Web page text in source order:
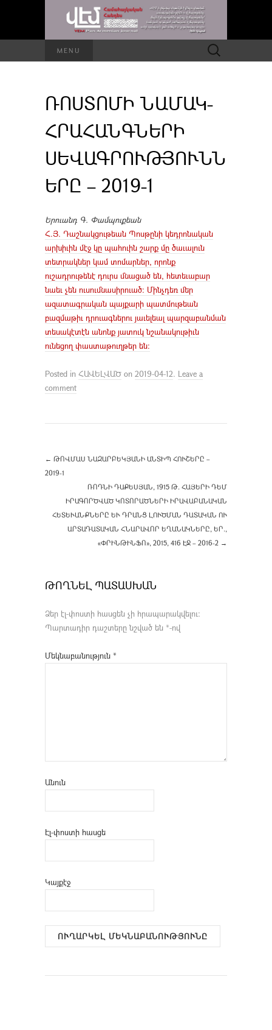
MENU Որոնել՝
ՌՈՍՏՈՄԻ ՆԱՄԱԿ-
ՀՐԱՀԱՆԳՆԵՐԻ
ՍԵՎԱԳՐՈՒԹՅՈՒՆՆ
ԵՐԸ – 2019-1
Երուանդ Գ. Փամպուքեան
Հ.Յ. Դաշնակցութեան Պոսթընի կեդրոնական
արխիւին մէջ կը պահուին շարք մը ծաւալուն
տետրակներ կամ տոմարներ, որոնք
ուշադրութենէ դուրս մնացած են, հետեւաբար
նաեւ չեն ուսումնասիրուած: Մինչդեռ մեր
ազատագրական պայքարի պատմութեան
բազմաթիւ դրուագներու յաւելեալ պարզաբանման
տեսակէտէն անոնք յատուկ նշանակութիւն
ունեցող փաստաթուղթեր են:
Posted in ՀԱՎԵԼՎԱԾ on 2019-04-12. Leave a
comment
← ԹՈՎՄԱՍ ՆԱԶԱՐԲԵԿՅԱՆԻ ԱՆՏԻՊ ՀՈՒՇԵՐԸ –
2019-1
ՌՈԴՆԻ ԴԱՔԵՍՅԱՆ, 1915 Թ. ՀԱՅԵՐԻ ԴԵՄ
ԻՐԱԳՈՐԾՎԱԾ ԿՈՏՈՐԱԾՆԵՐԻ ԻՐԱՎԱԲԱՆԱԿԱՆ
ՀԵՏԵՒԱՆՔՆԵՐԸ ԵՒ ԴՐԱՆՑ ԼՈՒԾՄԱՆ ԴԱՏԱԿԱՆ ՈՒ ԱՐ
ՏԱԴԱՏԱԿԱՆ ՀՆԱՐԱՎՈՐ ԵՂԱՆԱԿՆԵՐԸ, ԵՐ., «Փ
ՐԻՆԹԻՆՖՈ», 2015, 416 ԷՋ – 2016-2
→
ԹՈՂՆԵԼ ՊԱՏԱՍԽԱՆ
Ձեր էլ-փոստի հասցեն չի հրապարակվելու։
Պարտադիր դաշտերը նշված են *-ով
Մեկնաբանություն *
Անուն
Էլ-փոստի հասցե
Կայքէջ